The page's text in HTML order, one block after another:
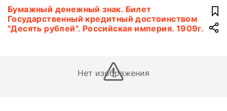
Бумажный денежный знак. Билет
Государственный кредитный достоинством
"Десять рублей". Российская империя. 1909г.
Нет изображения